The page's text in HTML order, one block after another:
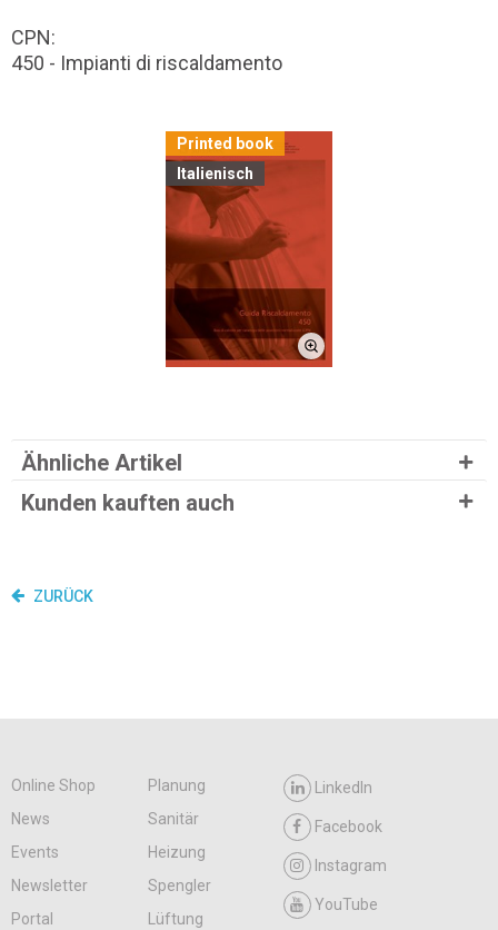
CPN:
450 - Impianti di riscaldamento
Printed book
Italienisch
Ähnliche Artikel
Kunden kauften auch
ZURÜCK
Online Shop
Planung
News
Sanitär
Events
Heizung
Newsletter
Spengler
Portal
Lüftung
LinkedIn
Facebook
Instagram
YouTube